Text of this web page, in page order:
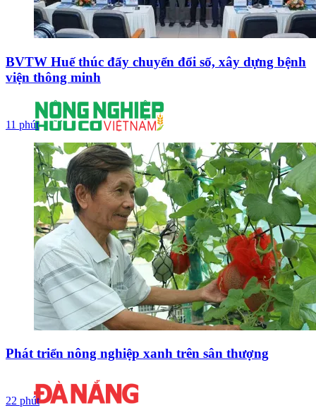
BVTW Huế thúc đẩy chuyển đổi số, xây dựng bệnh
viện thông minh
11 phút
Phát triển nông nghiệp xanh trên sân thượng
22 phút